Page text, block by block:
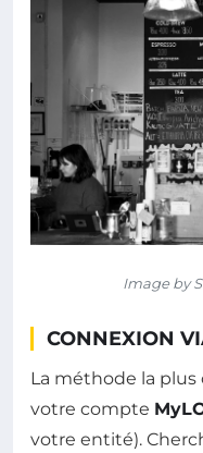
Image by
CONNEXION
La méthode la plus
votre compte
votre entité).